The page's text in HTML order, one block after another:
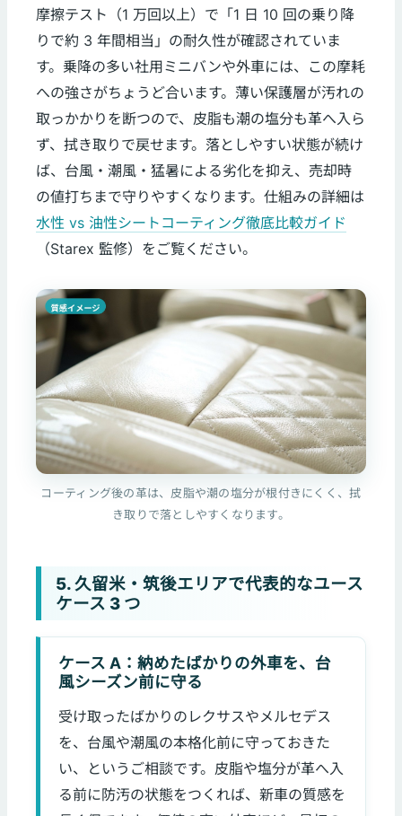
摩擦テスト（1 万回以上）で「1 日 10 回の乗り降
りで約 3 年間相当」の耐久性が確認されていま
す。乗降の多い社用ミニバンや外車には、この摩耗
への強さがちょうど合います。薄い保護層が汚れの
取っかかりを断つので、皮脂も潮の塩分も革へ入ら
ず、拭き取りで戻せます。落としやすい状態が続け
ば、台風・潮風・猛暑による劣化を抑え、売却時
の値打ちまで守りやすくなります。仕組みの詳細は
水性 vs 油性シートコーティング徹底比較ガイド
（Starex 監修）をご覧ください。
コーティング後の革は、皮脂や潮の塩分が根付きにくく、拭
き取りで落としやすくなります。
5. 久留米・筑後エリアで代表的なユース
ケース 3 つ
ケース A：納めたばかりの外車を、台
風シーズン前に守る
受け取ったばかりのレクサスやメルセデス
を、台風や潮風の本格化前に守っておきた
い、というご相談です。皮脂や塩分が革へ入
る前に防汚の状態をつくれば、新車の質感を